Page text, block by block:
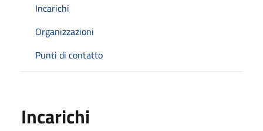
Incarichi
Organizzazioni
Punti di contatto
Incarichi